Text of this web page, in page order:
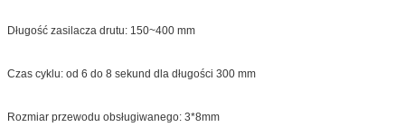
Długość zasilacza drutu: 150~400 mm
Czas cyklu: od 6 do 8 sekund dla długości 300 mm
Rozmiar przewodu obsługiwanego: 3*8mm